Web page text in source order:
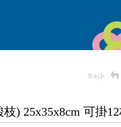
) 25x35x8cm 可掛